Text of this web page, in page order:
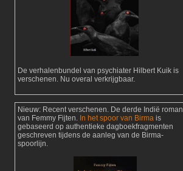
De verhalenbundel van psychiater Hilbert Kuik is
verschenen. Nu overal verkrijgbaar.
Nieuw: Recent verschenen. De derde Indië roman
van Femmy Fijten. In het spoor van Birma is
gebaseerd op authentieke dagboekfragmenten
geschreven tijdens de aanleg van de Birma-
spoorlijn.